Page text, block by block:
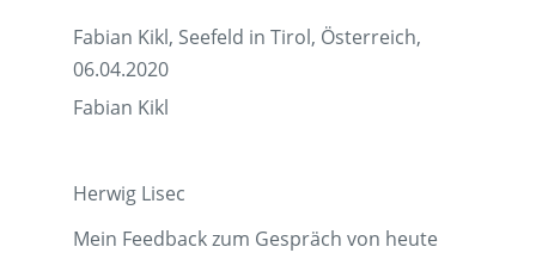
Fabian Kikl, Seefeld in Tirol, Österreich,
06.04.2020
Fabian Kikl
Herwig Lisec
Mein Feedback zum Gespräch von heute